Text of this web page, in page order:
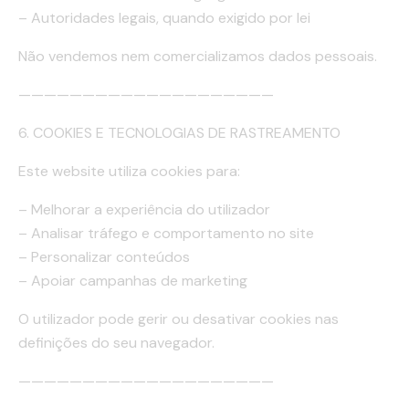
– Autoridades legais, quando exigido por lei
Não vendemos nem comercializamos dados pessoais.
————————————————————
6. COOKIES E TECNOLOGIAS DE RASTREAMENTO
Este website utiliza cookies para:
– Melhorar a experiência do utilizador
– Analisar tráfego e comportamento no site
– Personalizar conteúdos
– Apoiar campanhas de marketing
O utilizador pode gerir ou desativar cookies nas
definições do seu navegador.
————————————————————